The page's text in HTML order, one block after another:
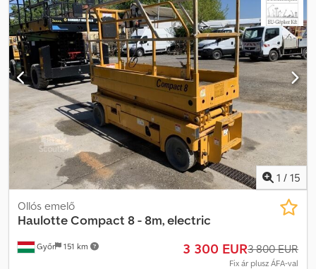
8 m, elektromos Gyártási év: 2017 Üzemóra: 301 Meghajtás:
Elektromos Típus: elektromos ollós emelő Kategória: Munkaállvány
Munkamagasság: 8 m Emelési kapacitás: 350 kg Súly: 1 655 kg
Hossz: 2,3 m Magasság: 1,28 m Szélesség: 1,2 m Leírás: HAULOTTE
elektromos ollós emelő, típus: Compact 8 (elektromos), eltolható
platformmal, 350 kg emelési kapacitás (személy / anyag),
ELTOLHATÓ PLATFORM 1 x 1 000 mm. Akkumulátor regenerálás
kérhető 300 EUR felárért (regenerálás során akár 7%-os
akkumulátor is több mint 90%-ra növelhető). Azonnal üzemkész
állapot. A gép jó állapotban van. Kérdéseivel kapcsolatban e-
mailben keressen bizalommal. Beszélünk: - angolul - németül -
magyarul Dkodpfx Afjynkxfsror
1 / 15
Győr 151 km
Ollós emelő
HaulotteCompact 8 - 8m, electric
3 300 EUR3 800 EUR
Fix ár plusz ÁFA-val